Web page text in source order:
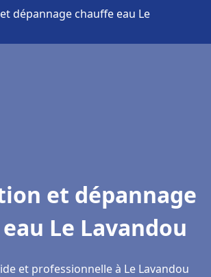
dépannage chauffe eau Le
et dépannage
Le Lavandou
et professionnelle à Le Lavandou